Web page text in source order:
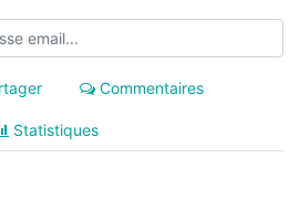
Commentaires
Statistiques